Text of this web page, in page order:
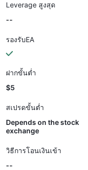
Leverage สูงสุด
--
รองรับEA
ฝากขั้นต่ำ
$5
สเปรดขั้นต่ำ
Depends on the stock
exchange
วิธีการโอนเงินเข้า
--